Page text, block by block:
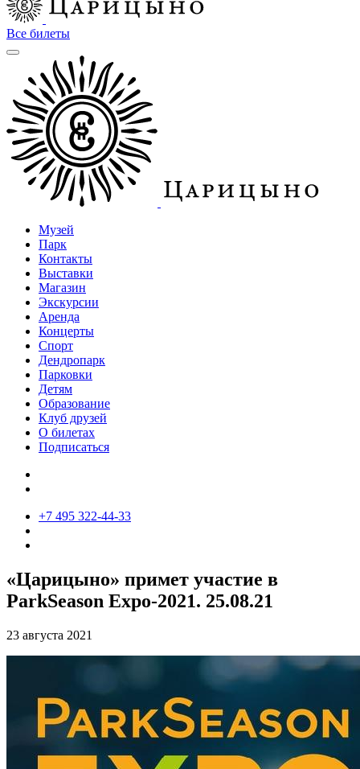
Все билеты
Музей
Парк
Контакты
Выставки
Магазин
Экскурсии
Аренда
Концерты
Спорт
Дендропарк
Парковки
Детям
Образование
Клуб друзей
О билетах
Подписаться
+7 495 322-44-33
«Царицыно» примет участие в
ParkSeason Expo-2021. 25.08.21
23 августа 2021